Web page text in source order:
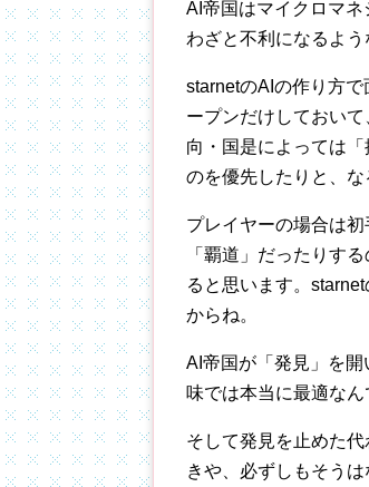
AI帝国はマイクロマネ
わざと不利になるよ
starnetのAIの作り方
ープンだけしておい
向・国是によっては
のを優先したりと、な
プレイヤーの場合は
「覇道」だったりす
ると思います。
からね。
AI帝国が「発見」を
味では本当に最適な
そして発見を止めた
きや、必ずしもそう